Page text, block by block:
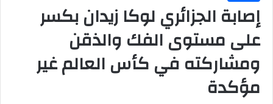
إصابة الجزائري لوكا زيدان بكسر
على مستوى الفك والذقن
ومشاركته في كأس العالم غير
مؤكدة